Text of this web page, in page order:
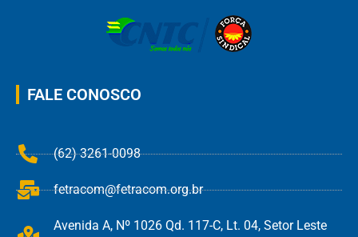
FALE CONOSCO
(62) 3261-0098
fetracom@fetracom.org.br
Avenida A, Nº 1026 Qd. 117-C, Lt. 04, Setor Leste